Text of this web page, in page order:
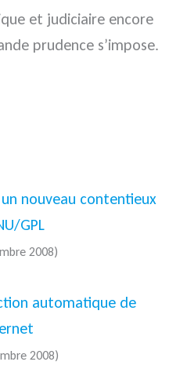
et judiciaire encore
prudence s’impose.
nouveau contentieux
GPL
2008)
automatique de
2008)